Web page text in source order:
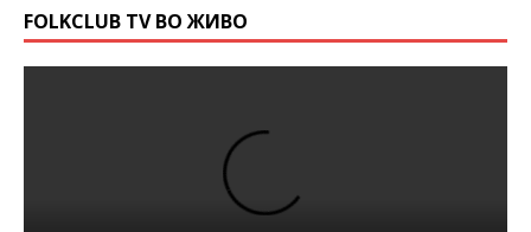
FOLKCLUB TV ВО ЖИВО